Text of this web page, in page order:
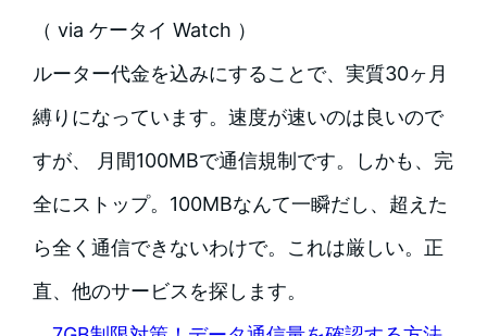
（ via ケータイ Watch ）
ルーター代金を込みにすることで、実質30ヶ月
縛りになっています。速度が速いのは良いので
すが、 月間100MBで通信規制です。しかも、完
全にストップ。100MBなんて一瞬だし、超えた
ら全く通信できないわけで。これは厳しい。正
直、他のサービスを探します。